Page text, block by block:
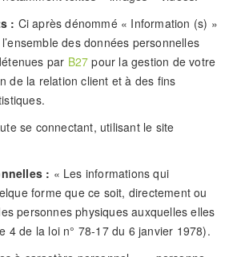
: Ci après dénommé « Information (s) »
des données personnelles
par B27 pour la gestion de votre
de la relation client et à des fins
se connectant, utilisant le site
: « Les informations qui
forme que ce soit, directement ou
personnes physiques auxquelles elles
4 de la loi n° 78-17 du 6 janvier 1978).